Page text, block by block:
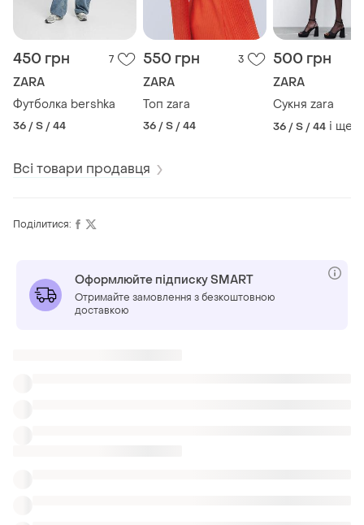
450 грн 7
ZARA
Футболка bershka
36 / S / 44
550 грн 3
ZARA
Топ zara
36 / S / 44
500 грн
ZARA
Сукня zara
36 / S / 44 і ще
Всі товари продавця
Поділитися:
Оформлюйте підписку SMART
Отримайте замовлення з безкоштовною
доставкою